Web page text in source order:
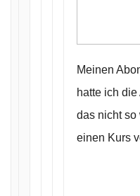
Meinen
hatte ich
das nicht so
einen Kurs